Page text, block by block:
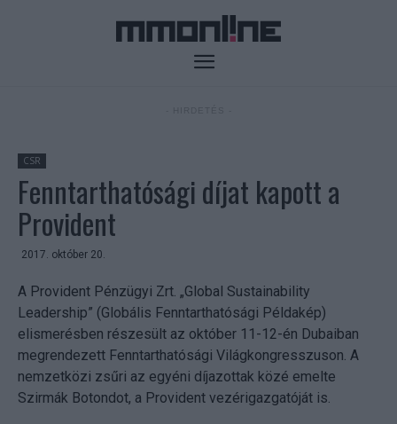
CSR
Fenntarthatósági díjat kapott a
Provident
2017. október 20.
A Provident Pénzügyi Zrt. „Global Sustainability
Leadership” (Globális Fenntarthatósági Példakép)
elismerésben részesült az október 11-12-én Dubaiban
megrendezett Fenntarthatósági Világkongresszuson. A
nemzetközi zsűri az egyéni díjazottak közé emelte
Szirmák Botondot, a Provident vezérigazgatóját is.